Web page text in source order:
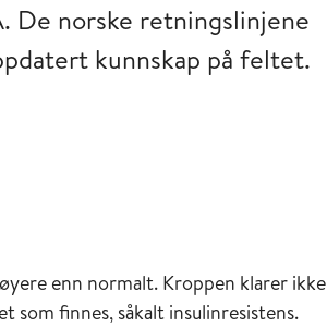
De norske retningslinjene
kunnskap på feltet.
enn normalt. Kroppen klarer ikke
som finnes, såkalt insulinresistens.